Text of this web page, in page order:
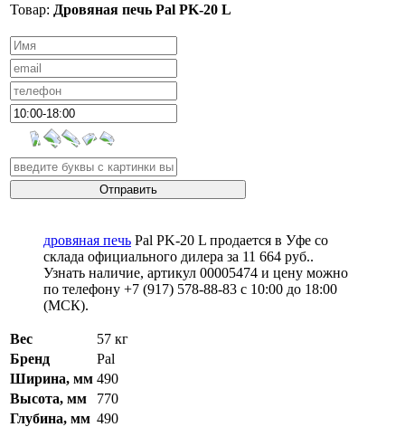
Товар: Дровяная печь Pal PK-20 L
дровяная печь Pal PK-20 L продается в Уфе со
склада официального дилера за 11 664 руб..
Узнать наличие, артикул 00005474 и цену можно
по телефону +7 (917) 578-88-83 с 10:00 до 18:00
(МСК).
Вес
57 кг
Бренд
Pal
Ширина, мм 490
Высота, мм
770
Глубина, мм 490